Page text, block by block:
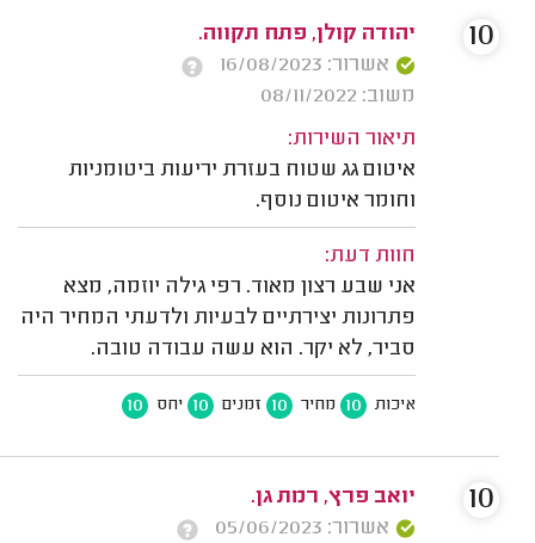
יהודה קולן, פתח תקווה.
אשרור: 16/08/2023
משוב: 08/11/2022
תיאור השירות:
איטום גג שטוח בעזרת יריעות ביטומניות
וחומר איטום נוסף.
חוות דעת:
אני שבע רצון מאוד. רפי גילה יוזמה, מצא
פתרונות יצירתיים לבעיות ולדעתי המחיר היה
סביר, לא יקר. הוא עשה עבודה טובה.
איכות 10 מחיר 10 זמנים 10 יחס 10
10
יואב פרץ, רמת גן.
אשרור: 05/06/2023
10